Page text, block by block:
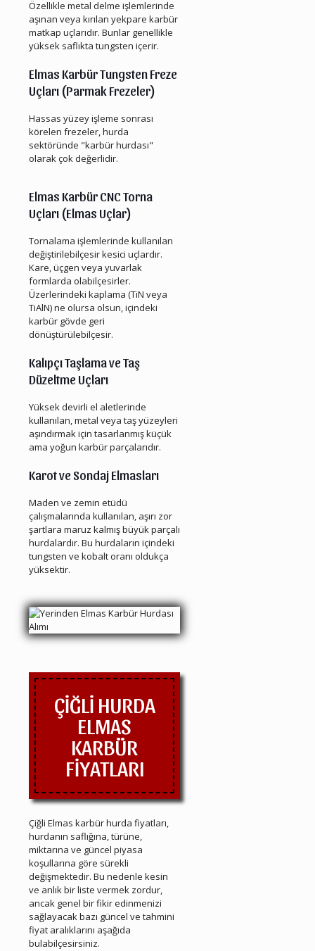
Özellikle metal delme işlemlerinde
aşınan veya kırılan yekpare karbür
matkap uçlarıdır. Bunlar genellikle
yüksek saflıkta tungsten içerir.
Elmas Karbür Tungsten Freze
Uçları (Parmak Frezeler)
Hassas yüzey işleme sonrası
körelen frezeler, hurda
sektöründe "karbür hurdası"
olarak çok değerlidir.
Elmas Karbür CNC Torna
Uçları (Elmas Uçlar)
Tornalama işlemlerinde kullanılan
değiştirilebilçesir kesici uçlardır.
Kare, üçgen veya yuvarlak
formlarda olabilçesirler.
Üzerlerindeki kaplama (TiN veya
TiAlN) ne olursa olsun, içindeki
karbür gövde geri
dönüştürülebilçesir.
Kalıpçı Taşlama ve Taş
Düzeltme Uçları
Yüksek devirli el aletlerinde
kullanılan, metal veya taş yüzeyleri
aşındırmak için tasarlanmış küçük
ama yoğun karbür parçalarıdır.
Karot ve Sondaj Elmasları
Maden ve zemin etüdü
çalışmalarında kullanılan, aşırı zor
şartlara maruz kalmış büyük parçalı
hurdalardır. Bu hurdaların içindeki
tungsten ve kobalt oranı oldukça
yüksektir.
ÇİĞLİ HURDA
ELMAS
KARBÜR
FİYATLARI
Çiğli Elmas karbür hurda fiyatları,
hurdanın saflığına, türüne,
miktarına ve güncel piyasa
koşullarına göre sürekli
değişmektedir. Bu nedenle kesin
ve anlık bir liste vermek zordur,
ancak genel bir fikir edinmenizi
sağlayacak bazı güncel ve tahmini
fiyat aralıklarını aşağıda
bulabilçesirsiniz.